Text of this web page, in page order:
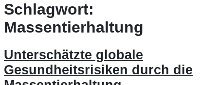
Schlagwort:
Massentierhaltung
Unterschätzte globale
Gesundheitsrisiken durch die